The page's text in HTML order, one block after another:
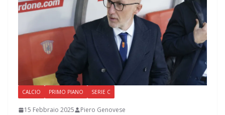
CALCIO PRIMO PIANO SERIE C
15 Febbraio 2025 Piero Genovese